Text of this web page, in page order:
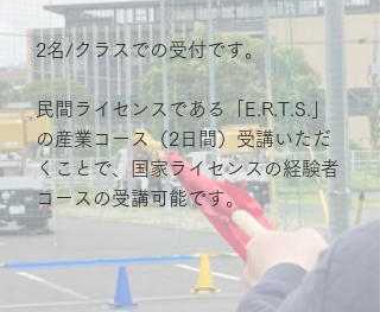
2名/クラスでの受付です。
民間ライセンスである「E.R.T.S.」
の産業コース（2日間）受講いただ
くことで、国家ライセンスの経験者
コースの受講可能です。